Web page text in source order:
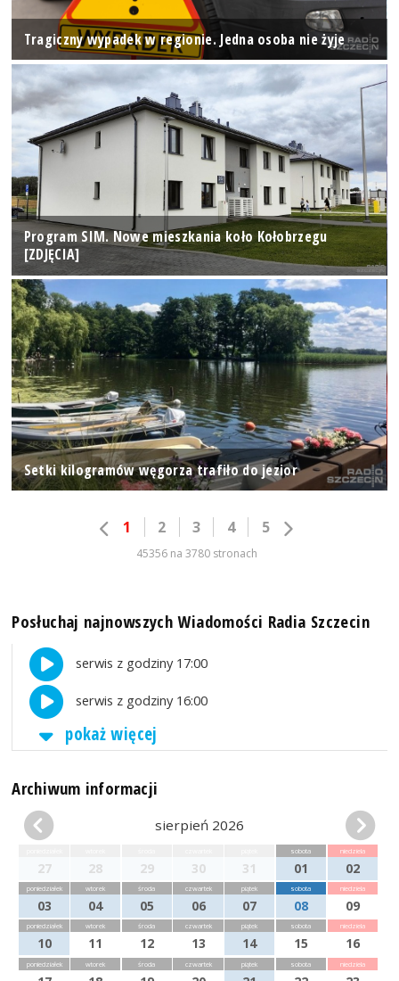
Tragiczny wypadek w regionie. Jedna osoba nie żyje
Program SIM. Nowe mieszkania koło Kołobrzegu
[ZDJĘCIA]
Setki kilogramów węgorza trafiło do jezior
1 2 3 4 5
45356 na 3780 stronach
Posłuchaj najnowszych Wiadomości Radia Szczecin
serwis z godziny 17:00
serwis z godziny 16:00
pokaż więcej
Archiwum informacji
sierpień 2026
27 28 29 30 31
sobota
01
niedziela
02
poniedziałek
03
wtorek
04
środa
05
czwartek
06
piątek
07
sobota
08
niedziela
09
poniedziałek
10
wtorek
11
środa
12
czwartek
13
piątek
14
sobota
15
niedziela
16
poniedziałek wtorek środa czwartek piątek sobota niedziela